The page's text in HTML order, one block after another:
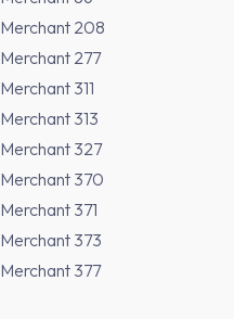
Merchant 208
Merchant 277
Merchant 311
Merchant 313
Merchant 327
Merchant 370
Merchant 371
Merchant 373
Merchant 377